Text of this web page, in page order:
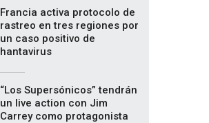
Francia activa protocolo de
rastreo en tres regiones por
un caso positivo de
hantavirus
“Los Supersónicos” tendrán
un live action con Jim
Carrey como protagonista